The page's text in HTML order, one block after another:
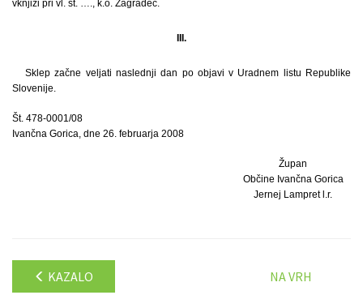
vknjiži pri vl. št. …., k.o. Zagradec.
III.
Sklep začne veljati naslednji dan po objavi v Uradnem listu Republike
Slovenije.
Št. 478-0001/08
Ivančna Gorica, dne 26. februarja 2008
Župan
Občine Ivančna Gorica
Jernej Lampret l.r.
KAZALO NA VRH